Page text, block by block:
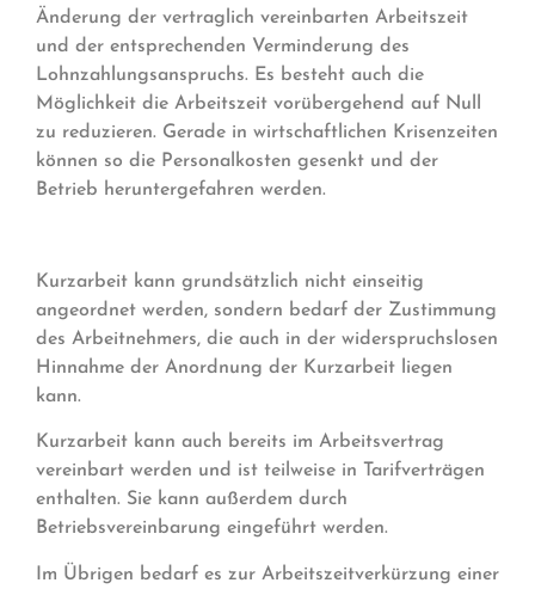
Änderung der vertraglich vereinbarten Arbeitszeit
und der entsprechenden Verminderung des
Lohnzahlungsanspruchs. Es besteht auch die
Möglichkeit die Arbeitszeit vorübergehend auf Null
zu reduzieren. Gerade in wirtschaftlichen Krisenzeiten
können so die Personalkosten gesenkt und der
Betrieb heruntergefahren werden.
Kurzarbeit kann grundsätzlich nicht einseitig
angeordnet werden, sondern bedarf der Zustimmung
des Arbeitnehmers, die auch in der widerspruchslosen
Hinnahme der Anordnung der Kurzarbeit liegen
kann.
Kurzarbeit kann auch bereits im Arbeitsvertrag
vereinbart werden und ist teilweise in Tarifverträgen
enthalten. Sie kann außerdem durch
Betriebsvereinbarung eingeführt werden.
Im Übrigen bedarf es zur Arbeitszeitverkürzung einer